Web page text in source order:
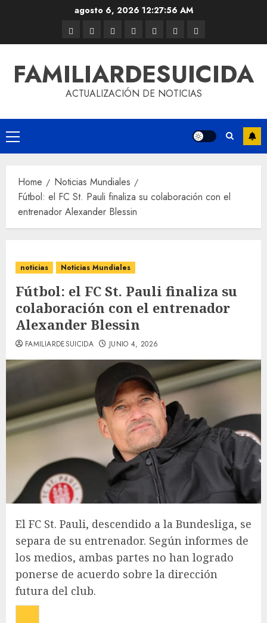
agosto 6, 202612:27:57 AM
FAMILIARDESUICIDA
ACTUALIZACIÓN DE NOTICIAS
Home
Noticias Mundiales
Fútbol: el FC St. Pauli finaliza su colaboración con el
entrenador Alexander Blessin
noticias Noticias Mundiales
Fútbol: el FC St. Pauli finaliza su
colaboración con el entrenador
Alexander Blessin
FAMILIARDESUICIDA JUNIO 4, 2026
El FC St. Pauli, descendido a la Bundesliga, se
separa de su entrenador. Según informes de
los medios, ambas partes no han logrado
ponerse de acuerdo sobre la dirección
futura del club.